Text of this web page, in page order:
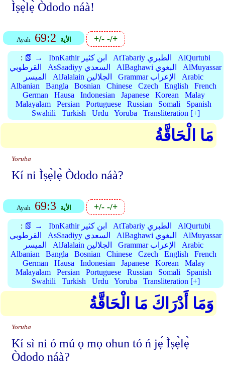
Ìṣẹ̀lẹ̀ Òdodo náà!
Ayah 69:2 الأية +/--/+
: 📗 → IbnKathir ابن كثير AtTabariy الطبري
AlQurtubi
القرطوبي
AsSaadiyy السعدي AlBaghawi البغوي
AlMuyassar
الميسر
AlJalalain الجلالين Grammar الإعراب
Arabic
Albanian
Bangla Bosnian Chinese Czech English
French
German
Hausa Indonesian Japanese Korean
Malay
Malayalam
Persian Portuguese Russian Somali
Spanish
Swahili
Turkish Urdu Yoruba Transliteration [+]
مَا الْحَاقَّةُ
Yoruba
Kí ni Ìṣẹ̀lẹ̀ Òdodo náà?
Ayah 69:3 الأية +/--/+
: 📗 → IbnKathir ابن كثير AtTabariy الطبري
AlQurtubi
القرطوبي
AsSaadiyy السعدي AlBaghawi البغوي
AlMuyassar
الميسر
AlJalalain الجلالين Grammar الإعراب
Arabic
Albanian
Bangla Bosnian Chinese Czech English
French
German
Hausa Indonesian Japanese Korean
Malay
Malayalam
Persian Portuguese Russian Somali
Spanish
Swahili
Turkish Urdu Yoruba Transliteration [+]
وَمَا أَدْرَاكَ مَا الْحَاقَّةُ
Yoruba
Kí sì ni ó mú ọ mọ ohun tó ń jẹ́ Ìṣẹ̀lẹ̀
Òdodo náà?